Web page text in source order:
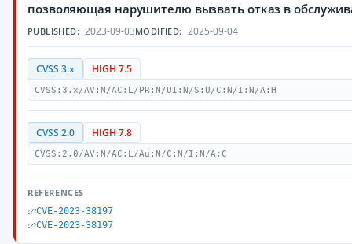
позволяющая нарушителю вызвать отказ в
PUBLISHED: 2023-09-03MODIFIED: 2025-09-04
CVSS 3.x HIGH 7.5
CVSS:3.x/AV:N/AC:L/PR:N/UI:N/S:U/C:N/I:N/A:H
CVSS 2.0 HIGH 7.8
CVSS:2.0/AV:N/AC:L/Au:N/C:N/I:N/A:C
REFERENCES
CVE-2023-38197
CVE-2023-38197